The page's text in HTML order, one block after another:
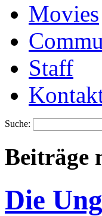
Movies
Staff
Suche:
Beiträge
Die